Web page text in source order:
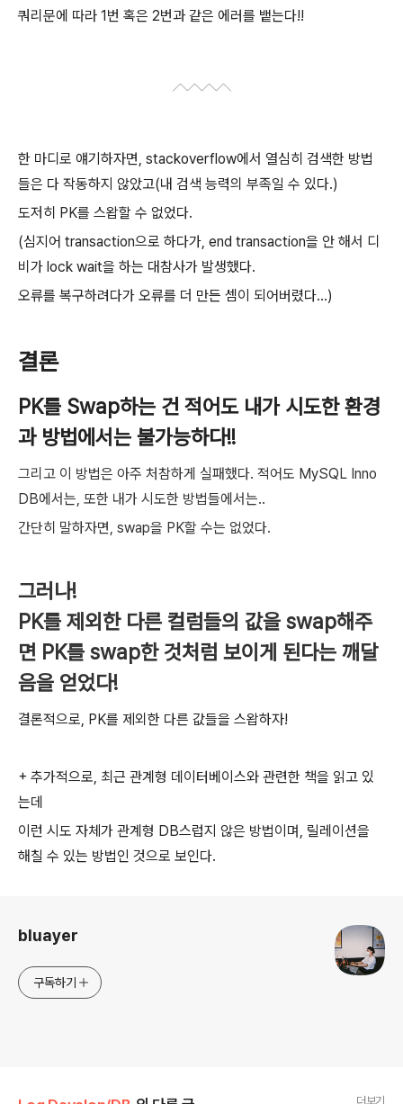
쿼리문에 따라 1번 혹은 2번과 같은 에러를 뱉는다!!
한 마디로 얘기하자면, stackoverflow에서 열심히 검색한 방법
들은 다 작동하지 않았고(내 검색 능력의 부족일 수 있다.)
도저히 PK를 스왑할 수 없었다.
(심지어 transaction으로 하다가, end transaction을 안 해서 디
비가 lock wait을 하는 대참사가 발생했다.
오류를 복구하려다가 오류를 더 만든 셈이 되어버렸다...)
결론
PK를 Swap하는 건 적어도 내가 시도한 환경
과 방법에서는 불가능하다!!
그리고 이 방법은 아주 처참하게 실패했다. 적어도 MySQL Inno
DB에서는, 또한 내가 시도한 방법들에서는..
간단히 말하자면, swap을 PK할 수는 없었다.
그러나!
PK를 제외한 다른 컬럼들의 값을 swap해주
면 PK를 swap한 것처럼 보이게 된다는 깨달
음을 얻었다!
결론적으로, PK를 제외한 다른 값들을 스왑하자!
+ 추가적으로, 최근 관계형 데이터베이스와 관련한 책을 읽고 있
는데
이런 시도 자체가 관계형 DB스럽지 않은 방법이며, 릴레이션을
해칠 수 있는 방법인 것으로 보인다.
bluayer
구독하기
더보기